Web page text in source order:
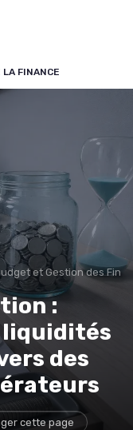
LA FINANCE
et Gestion des
:
liquidités
des
cette page